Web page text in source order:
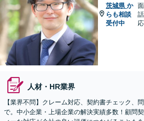
茨城県 か
らも相談
受付中
人材・HR業界
【業界不問】クレーム対応、契約書チェック、
で。中小企業・上場企業の解決実績多数！顧問